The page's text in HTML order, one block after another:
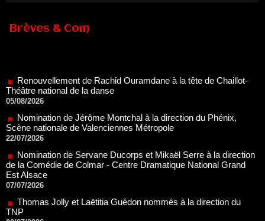
Brèves & Com
05/08/2026
Nomination de Jérôme Montchal à la direction du Phénix,
Scène nationale de Valenciennes Métropole
22/07/2026
Nomination de Servane Ducorps et Mikaël Serre à la direction
de la Comédie de Colmar - Centre Dramatique National Grand
Est Alsace
07/07/2026
Thomas Jolly et Laëtitia Guédon nommés à la direction du
TNP
02/07/2026
Fonds SACD Théâtre : les lauréats 2026